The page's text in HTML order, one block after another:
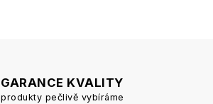
GARANCE KVALITY
produkty pečlivě vybíráme